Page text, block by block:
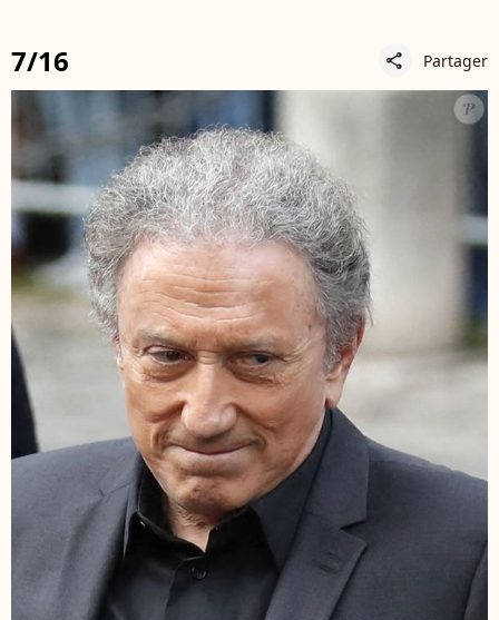
7/16 share Partager